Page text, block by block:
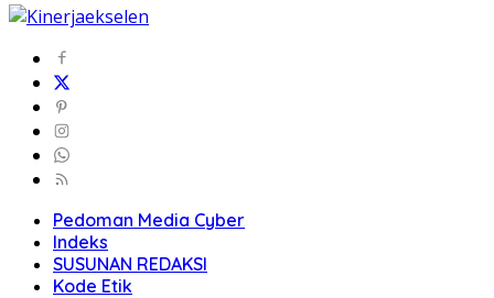
Pedoman Media Cyber
Indeks
SUSUNAN REDAKSI
Kode Etik